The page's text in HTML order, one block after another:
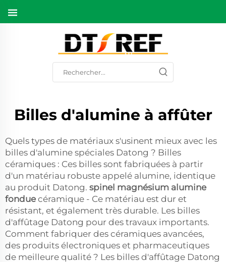
Billes d'alumine à affûter
Quels types de matériaux s'usinent mieux avec les
billes d'alumine spéciales Datong ? Billes
céramiques : Ces billes sont fabriquées à partir
d'un matériau robuste appelé alumine, identique
au produit Datong. spinel magnésium alumine
fondue céramique - Ce matériau est dur et
résistant, et également très durable. Les billes
d'affûtage Datong pour des travaux importants.
Comment fabriquer des céramiques avancées,
des produits électroniques et pharmaceutiques
de meilleure qualité ? Les billes d'affûtage Datong